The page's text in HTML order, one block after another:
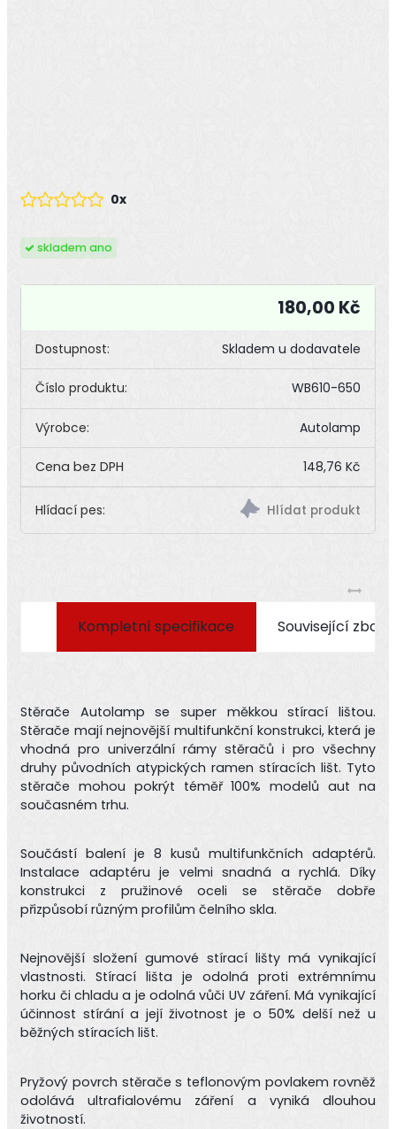
skladem ano
0x
Dostupnost: Skladem u dodavatele
Číslo produktu: WB610-650
Výrobce: Autolamp
148,76 Kč
180,00 Kč
Hlídací pes:
Kompletní specifikace Související zboží
Stěrače Autolamp se super měkkou stírací lištou.
Stěrače mají nejnovější multifunkční konstrukci, která je
vhodná pro univerzální rámy stěračů i pro všechny
druhy původních atypických ramen stíracích lišt. Tyto
stěrače mohou pokrýt téměř 100% modelů aut na
současném trhu.
Součástí balení je 8 kusů multifunkčních adaptérů.
Instalace adaptéru je velmi snadná a rychlá. Díky
konstrukci z pružinové oceli se stěrače dobře
přizpůsobí různým profilům čelního skla.
Nejnovější složení gumové stírací lišty má vynikající
vlastnosti. Stírací lišta je odolná proti extrémnímu
horku či chladu a je odolná vůči UV záření. Má vynikající
účinnost stírání a její životnost je o 50% delší než u
běžných stíracích lišt.
Pryžový povrch stěrače s teflonovým povlakem rovněž
odolává ultrafialovému záření a vyniká dlouhou
životností.